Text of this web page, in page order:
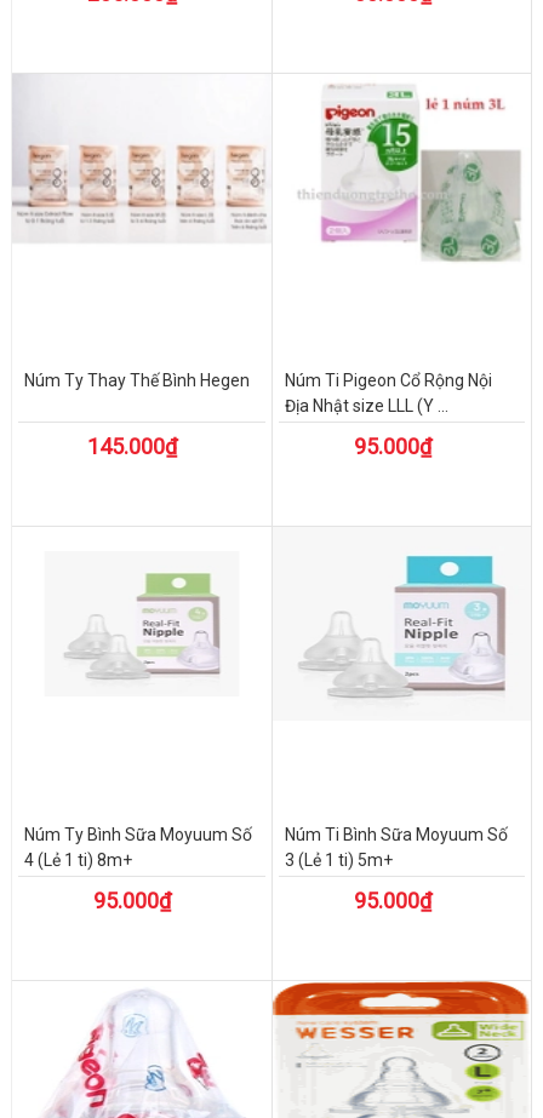
Núm Ty Thay Thế Bình Hegen
145.000₫
Núm Ti Pigeon Cổ Rộng Nội
Địa Nhật size LLL (Y ...
95.000₫
Núm Ty Bình Sữa Moyuum Số
4 (Lẻ 1 ti) 8m+
95.000₫
Núm Ti Bình Sữa Moyuum Số
3 (Lẻ 1 ti) 5m+
95.000₫